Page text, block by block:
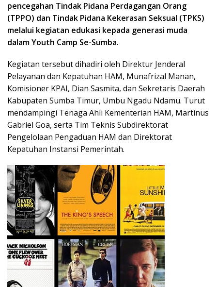
pencegahan Tindak Pidana Perdagangan Orang
(TPPO) dan Tindak Pidana Kekerasan Seksual (TPKS)
melalui kegiatan edukasi kepada generasi muda
dalam Youth Camp Se-Sumba.
Kegiatan tersebut dihadiri oleh Direktur Jenderal
Pelayanan dan Kepatuhan HAM, Munafrizal Manan,
Komisioner KPAI, Dian Sasmita, dan Sekretaris Daerah
Kabupaten Sumba Timur, Umbu Ngadu Ndamu. Turut
mendampingi Tenaga Ahli Kementerian HAM, Martinus
Gabriel Goa, serta Tim Teknis Subdirektorat
Pengelolaan Pengaduan HAM dan Direktorat
Kepatuhan Instansi Pemerintah.